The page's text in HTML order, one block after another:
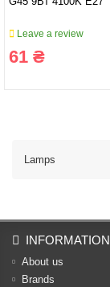
Leave a review
61 ₴
Lamps
INFORMATION
About us
Brands